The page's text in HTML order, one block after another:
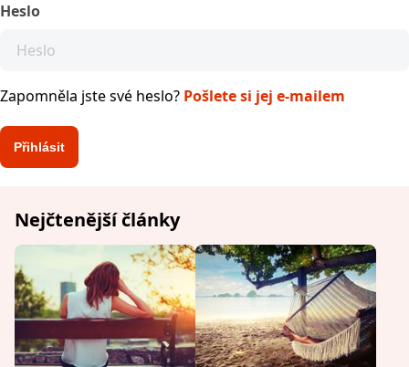
Heslo
Zapomněla jste své heslo? Pošlete si jej e-mailem
Nejčtenější články